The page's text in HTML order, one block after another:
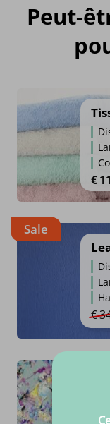
Peut-
€
Sale
€